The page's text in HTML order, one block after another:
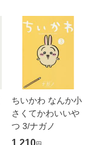
ちいかわ なんか小
さくてかわいいや
つ 3/ナガノ
1,210